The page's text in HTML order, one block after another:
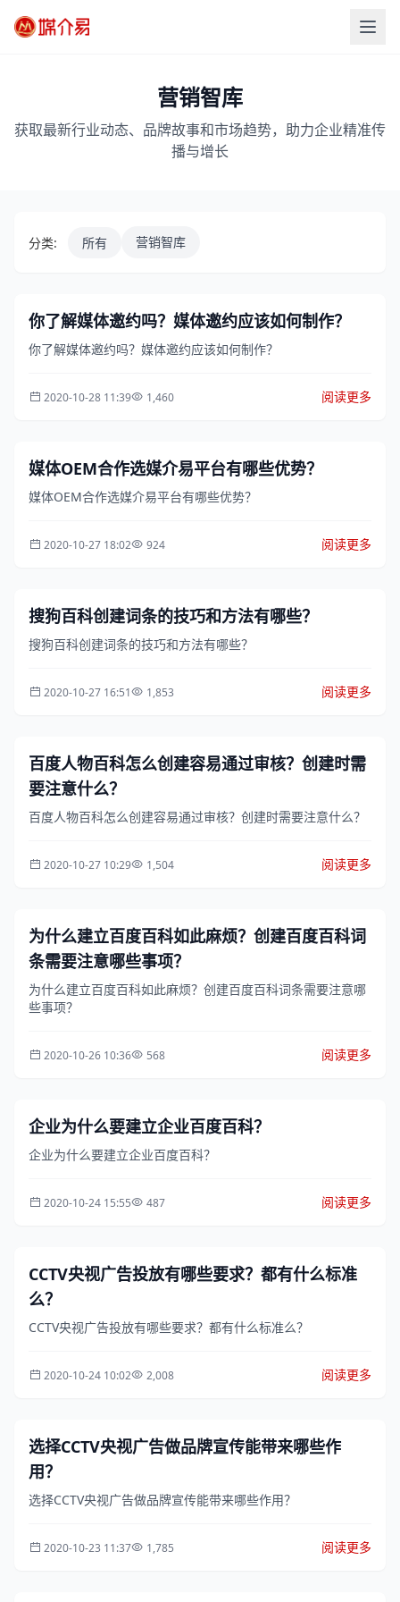
营销智库
获取最新行业动态、品牌故事和市场趋势，助力企业精准传
播与增长
分类: 所有 营销智库
你了解媒体邀约吗？媒体邀约应该如何制作？
你了解媒体邀约吗？媒体邀约应该如何制作？
2020-10-28 11:39 1,460 阅读更多
媒体OEM合作选媒介易平台有哪些优势？
媒体OEM合作选媒介易平台有哪些优势？
2020-10-27 18:02 924 阅读更多
搜狗百科创建词条的技巧和方法有哪些？
搜狗百科创建词条的技巧和方法有哪些？
2020-10-27 16:51 1,853 阅读更多
百度人物百科怎么创建容易通过审核？创建时需
要注意什么？
百度人物百科怎么创建容易通过审核？创建时需要注意什么？
2020-10-27 10:29 1,504 阅读更多
为什么建立百度百科如此麻烦？创建百度百科词
条需要注意哪些事项？
为什么建立百度百科如此麻烦？创建百度百科词条需要注意哪
些事项？
2020-10-26 10:36 568 阅读更多
企业为什么要建立企业百度百科？
企业为什么要建立企业百度百科？
2020-10-24 15:55 487 阅读更多
CCTV央视广告投放有哪些要求？都有什么标准
么？
CCTV央视广告投放有哪些要求？都有什么标准么？
2020-10-24 10:02 2,008 阅读更多
选择CCTV央视广告做品牌宣传能带来哪些作
用？
选择CCTV央视广告做品牌宣传能带来哪些作用？
2020-10-23 11:37 1,785 阅读更多